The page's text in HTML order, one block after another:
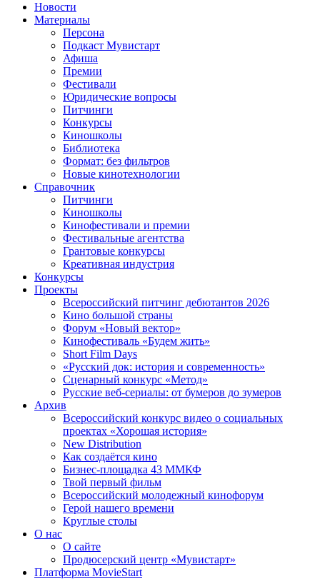
Новости
Материалы
Персона
Подкаст Мувистарт
Афиша
Премии
Фестивали
Юридические вопросы
Питчинги
Конкурсы
Киношколы
Библиотека
Формат: без фильтров
Новые кинотехнологии
Справочник
Питчинги
Киношколы
Кинофестивали и премии
Фестивальные агентства
Грантовые конкурсы
Креативная индустрия
Конкурсы
Проекты
Всероссийский питчинг дебютантов 2026
Кино большой страны
Форум «Новый вектор»
Кинофестиваль «Будем жить»
Short Film Days
«Русский док: история и современность»
Сценарный конкурс «Метод»
Русские веб-сериалы: от бумеров до зумеров
Архив
Всероссийский конкурс видео о социальных
проектах «Хорошая история»
New Distribution
Как создаётся кино
Бизнес-площадка 43 ММКФ
Твой первый фильм
Всероссийский молодежный кинофорум
Герой нашего времени
Круглые столы
О нас
О сайте
Продюсерский центр «Мувистарт»
Платформа MovieStart